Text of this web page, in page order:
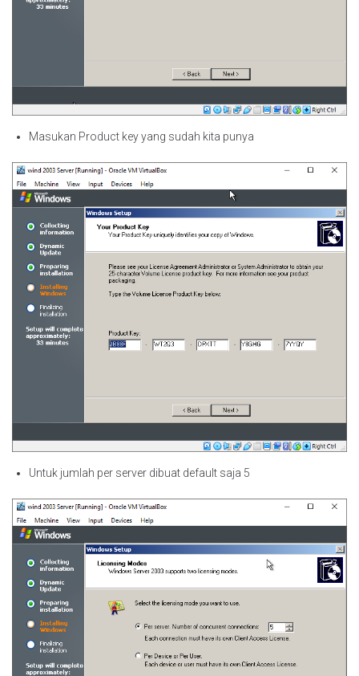
Masukan Product key yang sudah kita punya
Untuk jumlah per server dibuat default saja 5